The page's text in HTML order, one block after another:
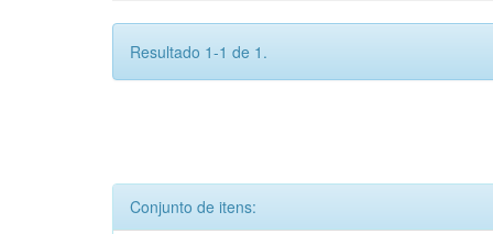
Resultado 1-1 de 1.
Conjunto de itens: